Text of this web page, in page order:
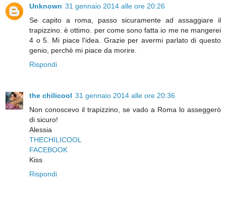
Unknown 31 gennaio 2014 alle ore 20:26
Se capito a roma, passo sicuramente ad assaggiare il
trapizzino. è ottimo. per come sono fatta io me ne mangerei
4 o 5. Mi piace l'idea. Grazie per avermi parlato di questo
genio, perchè mi piace da morire.
Rispondi
the chilicool 31 gennaio 2014 alle ore 20:36
Non conoscevo il trapizzino, se vado a Roma lo asseggerò
di sicuro!
Alessia
THECHILICOOL
FACEBOOK
Kiss
Rispondi